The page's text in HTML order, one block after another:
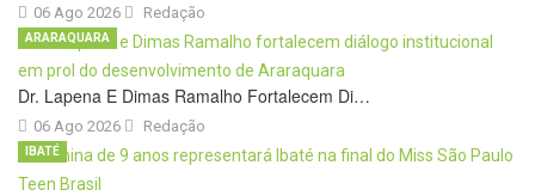
06 Ago 2026 Redação
Dr. Lapena E Dimas Ramalho Fortalecem Di…
06 Ago 2026
ARARAQUARA
Redação
IBATÉ